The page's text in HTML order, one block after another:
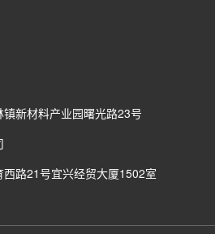
新材料产业园曙光路23号
路21号宜兴经贸大厦1502室